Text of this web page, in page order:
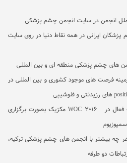
انجمن در سایت انجمن چشم پزشکی
پزشکان ایرانی در همه نقاط دنیا در روی سایت
های چشم پزشکی منطقه ای و بین المللی
فرصت های موجود کشوری و بین المللی در
های رزیدنتی و فلوشیپی
در WOC 2016 مکزیک بصورت برگزاری
چه بیشتر با انجمن های چشم پزشکی ترکیه،
دو طرفه